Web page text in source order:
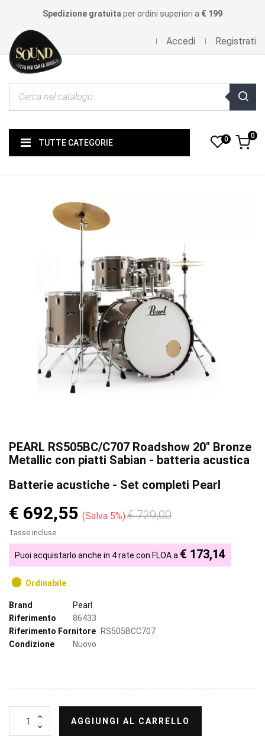
Spedizione gratuita per ordini superiori a € 199
Accedi Registrati
TUTTE CATEGORIE 0 0
PEARL RS505BC/C707 Roadshow 20" Bronze
Metallic con piatti Sabian - batteria acustica
Batterie acustiche - Set completi Pearl
€ 692,55 Salva 5% € 729,00
Tasse incluse
Puoi acquistarlo anche in 4 rate con FLOA a € 173,14
Ordinabile
Brand
Pearl
Riferimento
86433
Riferimento Fornitore
RS505BCC707
Condizione
Nuovo
AGGIUNGI AL CARRELLO